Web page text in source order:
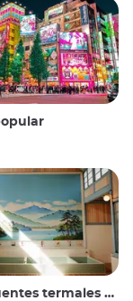
y baños públicos